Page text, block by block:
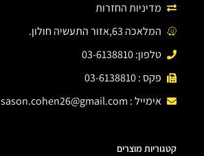
מדיניות החזרות
המלאכה 63,אזור התעשיה חולון.
טלפון: 03-6138810
פקס : 03-6138810
אימייל : sason.cohen26@gmail.com
קטגוריות מוצרים